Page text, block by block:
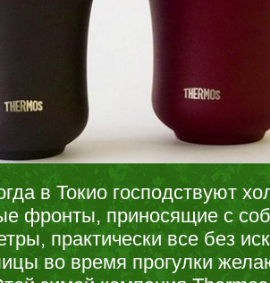
в Токио господствуют
фронты, приносящие с
практически все без
во время прогулки